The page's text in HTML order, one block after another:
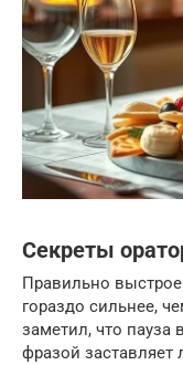
Секреты
Правильно
гораздо сильнее,
заметил, что пауза
фразой